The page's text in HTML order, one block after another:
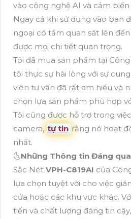
vào công nghệ AI và cảm biến
Ngay cả khi sử dụng vào ban
ngoại có tầm quan sát lên
được mọi chi tiết quan trọng.
Tôi đã mua sản phẩm tại
tôi thực sự hài lòng với sự
viên tư vấn đã rất am hiểu và
chọn lựa sản phẩm phù hợp
Tôi cũng được hỗ trợ trong
camera, tự tin rằng nó hoạt
nhất.
🌜Những Thông tin Đáng
Sắc Nét VPH-C819AI của
lựa chọn tuyệt vời cho việc
cửa hoặc các khu vực khác.
tiến và chất lượng đáng tin